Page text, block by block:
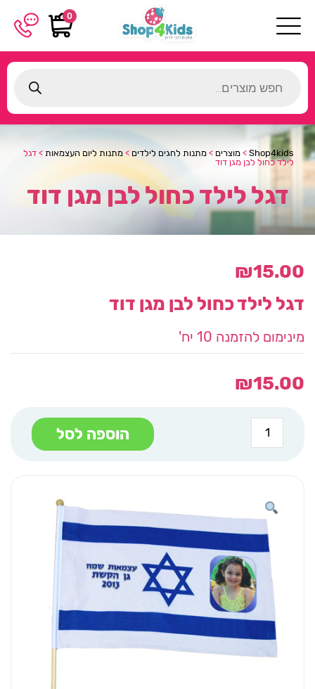
0
search
Shop4kids
> מוצרים > מתנות לחגים לילדים > מתנות ליום העצמאות > דגל
לילד כחול לבן מגן דוד
דגל לילד כחול לבן מגן דוד
₪15.00
דגל לילד כחול לבן מגן דוד
מינימום להזמנה 10 יח'
₪15.00
כמות
של
דגל
מגן
דוד
הוספה לסל